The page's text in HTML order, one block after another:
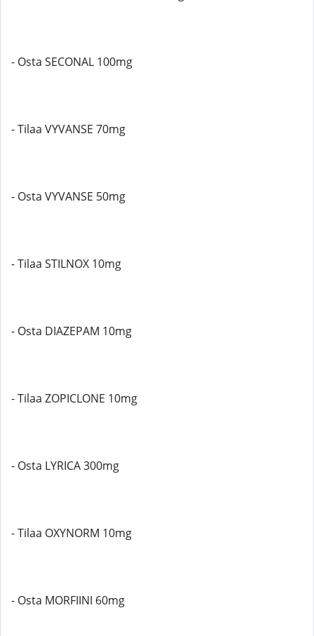
- Osta SECONAL 100mg
- Tilaa VYVANSE 70mg
- Osta VYVANSE 50mg
- Tilaa STILNOX 10mg
- Osta DIAZEPAM 10mg
- Tilaa ZOPICLONE 10mg
- Osta LYRICA 300mg
- Tilaa OXYNORM 10mg
- Osta MORFIINI 60mg